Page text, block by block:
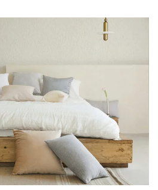
pour mon oreiller ?